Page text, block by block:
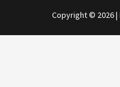
Copyright © 2026 |